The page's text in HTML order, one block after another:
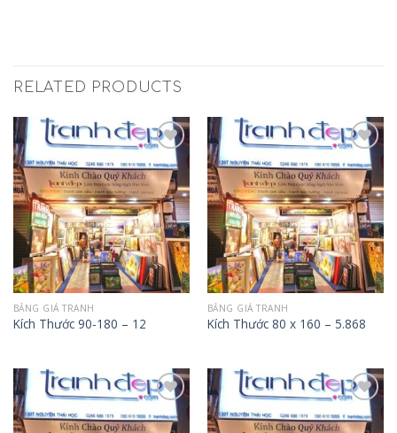
RELATED PRODUCTS
Add to
Wishlist
BẢNG GIÁ TRANH
Kích Thước 90-180 – 12
Add to
Wishlist
BẢNG GIÁ TRANH
Kích Thước 80 x 160 – 5.868
Add to
Wishlist
Add to
Wishlist